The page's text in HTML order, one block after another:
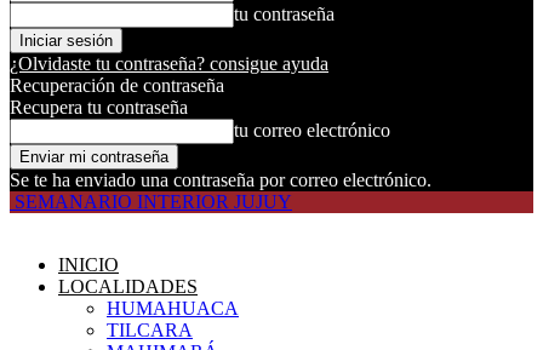
tu contraseña
¿Olvidaste tu contraseña? consigue ayuda
Recuperación de contraseña
Recupera tu contraseña
tu correo electrónico
Se te ha enviado una contraseña por correo electrónico.
SEMANARIO INTERIOR JUJUY
INICIO
LOCALIDADES
HUMAHUACA
TILCARA